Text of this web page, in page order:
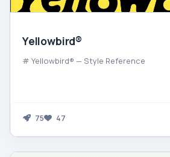
Yellowbird®
# Yellowbird® — Style Reference
75 47